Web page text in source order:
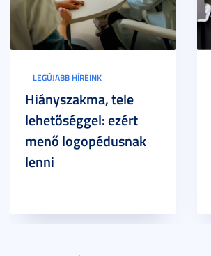
LEGÚJABB HÍREINK
Hiányszakma, tele
lehetőséggel: ezért
menő logopédusnak
lenni